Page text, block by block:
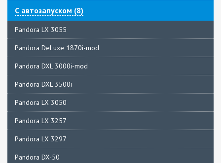
С автозапуском (8)
Pandora LX 3055
Pandora DeLuxe 1870i-mod
Pandora DXL 3000i-mod
Pandora DXL 3500i
Pandora LX 3050
Pandora LX 3257
Pandora LX 3297
Pandora DX-50